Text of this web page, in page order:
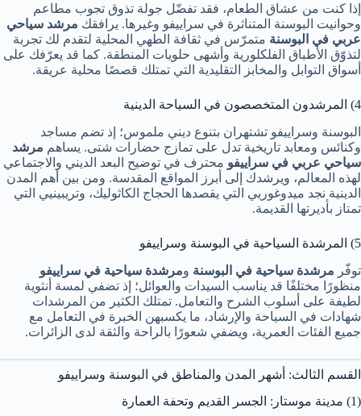
إذا كنت من عشاق الطعام، فقد تفضّل جولة تذوق تجوب مطاعم
وحوانيت البوسنة المتناثرة في سراييفو وغيرها. يرافقك مرشد سياحي
عربي في البوسنة متمرّس في ثقافة الطهي المحلية لتقدم لك تجربة
لتذوّق الأطباق الفلكلورية وأشهى حلويات المنطقة. كما قد يعرّفك على
أسواق التوابل والمخابز التقليدية التي تمتلك قصصًا محلية عريقة.
4) المرشدون المتخصصون في السياحة الدينية
البوسنة وسراييفو تشتهران بتنوع ديني ملموس؛ إذ تضم مساجد
وكنائس ومعابد تاريخية تدل على تمازج حضارات شتى. يساهم مرشد
سياحي عربي في سراييفو محترف في توضيح البعد الديني والاجتماعي
لهذه المعالم، ويرشدك إلى أبرز المواقع المقدسة. ومن بين أهم المدن
الدينية نجد ميدوغوريي التي يقصدها الحجاج الكاثوليك، وتريبينيي التي
تمتاز بأديرتها القديمة.
5) المرشدة السياحية في البوسنة وسراييفو
توفّر مرشدة سياحية في البوسنة ومرشدة سياحية في سراييفو
منظورًا مختلفًا قد يناسب السيدات والعوائل؛ إذ تضفي لمسة أنثوية
لطيفة على أسلوب الشرح والتعامل. تمتلك الكثير من المرشدات
شهادات في السياحة والإرشاد، ما يكسبهن الخبرة في التعامل مع
جميع الفئات العمرية، ويضفي شعورًا بالراحة والثقة لدى الزائرات.
القسم الثالث: أشهر المدن والمناطق في البوسنة وسراييفو
(1) مدينة موستار: الجسر القديم وتحفة العمارة